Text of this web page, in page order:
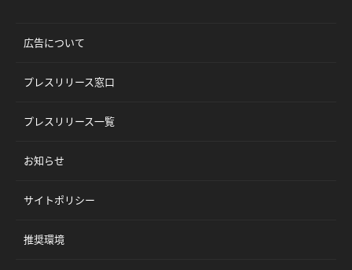
広告について
プレスリリース窓口
プレスリリース一覧
お知らせ
サイトポリシー
推奨環境